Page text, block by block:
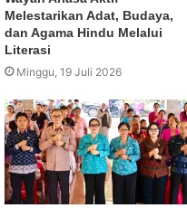
Melestarikan Adat, Budaya,
dan Agama Hindu Melalui
Literasi
Minggu, 19 Juli 2026